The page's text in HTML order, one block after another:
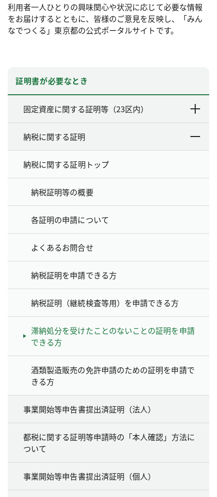
利用者一人ひとりの興味関心や状況に応じて必要な情報
をお届けするとともに、皆様のご意見を反映し、「みん
なでつくる」東京都の公式ポータルサイトです。
証明書が必要なとき
固定資産に関する証明等（23区内）
納税に関する証明
納税に関する証明トップ
納税証明等の概要
各証明の申請について
よくあるお問合せ
納税証明を申請できる方
納税証明（継続検査等用）を申請できる方
滞納処分を受けたことのないことの証明を申請
できる方
酒類製造販売の免許申請のための証明を申請で
きる方
事業開始等申告書提出済証明（法人）
都税に関する証明等申請時の「本人確認」方法に
ついて
事業開始等申告書提出済証明（個人）